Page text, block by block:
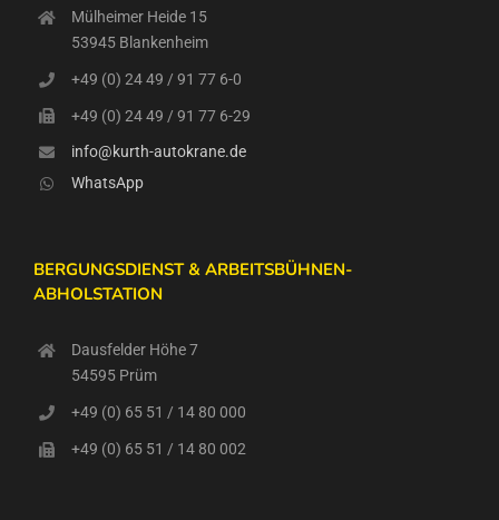
Mülheimer Heide 15
53945 Blankenheim
+49 (0) 24 49 / 91 77 6-0
+49 (0) 24 49 / 91 77 6-29
info@kurth-autokrane.de
WhatsApp
BERGUNGSDIENST & ARBEITSBÜHNEN-
ABHOLSTATION
Dausfelder Höhe 7
54595 Prüm
+49 (0) 65 51 / 14 80 000
+49 (0) 65 51 / 14 80 002